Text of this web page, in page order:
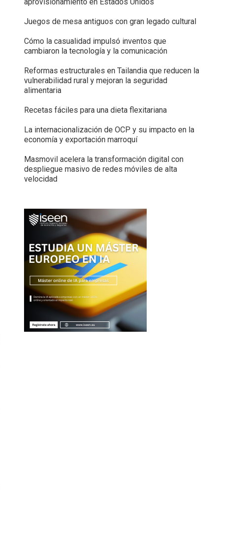
Juegos de mesa antiguos con gran legado cultural
Cómo la casualidad impulsó inventos que
cambiaron la tecnología y la comunicación
Reformas estructurales en Tailandia que reducen la
vulnerabilidad rural y mejoran la seguridad
alimentaria
Recetas fáciles para una dieta flexitariana
La internacionalización de OCP y su impacto en la
economía y exportación marroquí
Masmovil acelera la transformación digital con
despliegue masivo de redes móviles de alta
velocidad